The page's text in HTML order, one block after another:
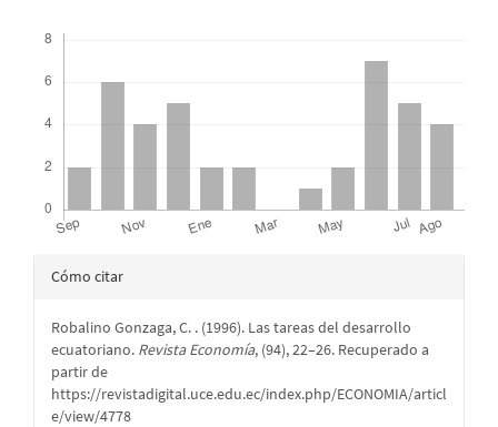
Detalles
artículo
Cómo citar
Robalino Gonzaga, C. . (1996). Las tareas del desarrollo
ecuatoriano. Revista Economía, (94), 22–26. Recuperado a
partir de
https://revistadigital.uce.edu.ec/index.php/ECONOMIA/articl
e/view/4778